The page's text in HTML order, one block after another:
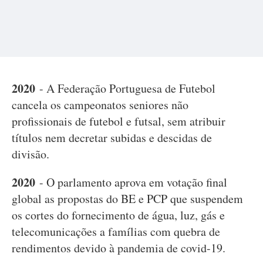
2020 - A Federação Portuguesa de Futebol
cancela os campeonatos seniores não
profissionais de futebol e futsal, sem atribuir
títulos nem decretar subidas e descidas de
divisão.
2020 - O parlamento aprova em votação final
global as propostas do BE e PCP que suspendem
os cortes do fornecimento de água, luz, gás e
telecomunicações a famílias com quebra de
rendimentos devido à pandemia de covid-19.